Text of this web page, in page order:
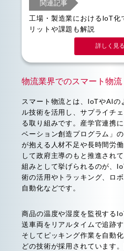
関連記事
工場・製造業におけるIoT化
リットや課題も解説
詳しく見る
物流業界でのスマート物流
スマート物流とは、IoTやAIの
ル技術を活用し、サプライチ
る取り組みです。産学官連携
ベーション創造プログラム」
が抱える人材不足や長時間労
して政府主導のもと推進され
組みとして挙げられるのが、
術の活用やトラッキング、ロ
自動化などです。
商品の温度や湿度を監視する
送車両をリアルタイムで追跡
そしてピッキング作業を自動
どの技術が採用されています